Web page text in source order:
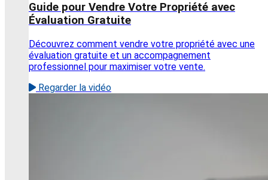
Guide pour Vendre Votre Propriété avec
Évaluation Gratuite
Découvrez comment vendre votre propriété avec une
évaluation gratuite et un accompagnement
professionnel pour maximiser votre vente.
Regarder la vidéo